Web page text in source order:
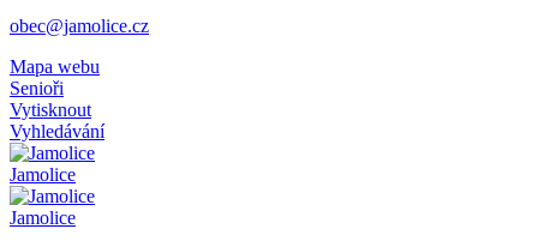
obec@jamolice.cz
Mapa webu
Senioři
Vytisknout
Vyhledávání
Jamolice
Jamolice